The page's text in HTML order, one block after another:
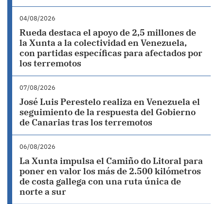
04/08/2026
Rueda destaca el apoyo de 2,5 millones de
la Xunta a la colectividad en Venezuela,
con partidas específicas para afectados por
los terremotos
07/08/2026
José Luis Perestelo realiza en Venezuela el
seguimiento de la respuesta del Gobierno
de Canarias tras los terremotos
06/08/2026
La Xunta impulsa el Camiño do Litoral para
poner en valor los más de 2.500 kilómetros
de costa gallega con una ruta única de
norte a sur